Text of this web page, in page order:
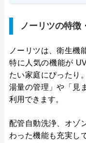
ノーリツの特徴
ノーリツは、衛生機
特に人気の機能が
たい家庭にぴったり
湯量の管理」や「見
利用できます。
配管自動洗浄、オゾ
わった機能も充実し